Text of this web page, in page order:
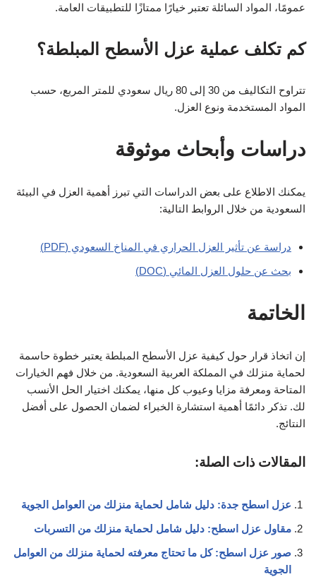
عمومًا، المواد السائلة تعتبر خيارًا ممتازًا للتطبيقات العامة.
كم تكلف عملية عزل الأسطح المبلطة؟
تتراوح التكاليف من 30 إلى 80 ريال سعودي للمتر المربع، حسب
المواد المستخدمة ونوع العزل.
دراسات وأبحاث موثوقة
يمكنك الاطلاع على بعض الدراسات التي تبرز أهمية العزل في البيئة
السعودية من خلال الروابط التالية:
دراسة عن تأثير العزل الحراري في المناخ السعودي (PDF)
بحث عن حلول العزل المائي (DOC)
الخاتمة
إن اتخاذ قرار حول كيفية عزل الأسطح المبلطة يعتبر خطوة حاسمة
لحماية منزلك في المملكة العربية السعودية. من خلال فهم الخيارات
المتاحة ومعرفة مزايا وعيوب كل منها، يمكنك اختيار الحل الأنسب
لك. تذكر دائمًا أهمية استشارة الخبراء لضمان الحصول على أفضل
النتائج.
المقالات ذات الصلة:
عزل اسطح جدة: دليل شامل لحماية منزلك من العوامل الجوية
مقاول عزل اسطح: دليل شامل لحماية منزلك من التسربات
صور عزل اسطح: كل ما تحتاج معرفته لحماية منزلك من العوامل
الجوية